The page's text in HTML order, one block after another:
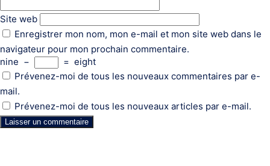
Site web
Enregistrer mon nom, mon e-mail et mon site web dans le
navigateur pour mon prochain commentaire.
nine − = eight
Prévenez-moi de tous les nouveaux commentaires par e-
mail.
Prévenez-moi de tous les nouveaux articles par e-mail.